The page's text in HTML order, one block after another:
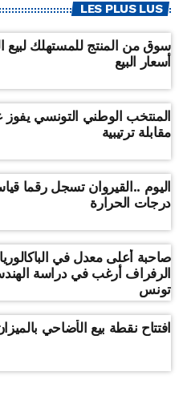
LES PLUS LUS
سوق من المنتج للمستهلك لبيع
أسعار البيع
المنتخب الوطني التونسي
مقابلة ترتيبية
اليوم ..القيروان تسجل رقما
درجات الحرارة
صاحبة أعلى معدل في
الرفراف أرغب في دراسة
تونس
افتتاح نقطة بيع الأضاحي